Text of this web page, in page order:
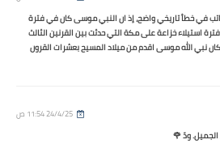
في خطأ تاريخي واضح، إذ ان النبي موسى كان في فترة
استيلاء خزاعة على مكة التي حدثت بين القرنين الثالث
كان نبي الله موسى اقدم من ميلاد المسيح بعشرات القرون
24/4/25 11:54 ص
ودّ 🌹